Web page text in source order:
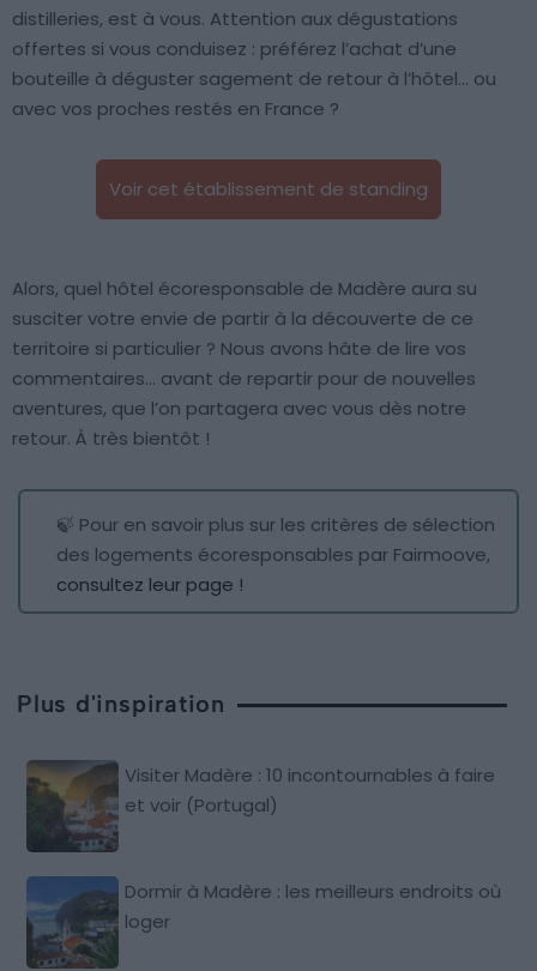
distilleries, est à vous. Attention aux dégustations
offertes si vous conduisez : préférez l’achat d’une
bouteille à déguster sagement de retour à l’hôtel… ou
avec vos proches restés en France ?
Voir cet établissement de standing
Alors, quel hôtel écoresponsable de Madère aura su
susciter votre envie de partir à la découverte de ce
territoire si particulier ? Nous avons hâte de lire vos
commentaires… avant de repartir pour de nouvelles
aventures, que l’on partagera avec vous dès notre
retour. À très bientôt !
🍃 Pour en savoir plus sur les critères de sélection
des logements écoresponsables par Fairmoove,
consultez leur page !
Plus d'inspiration
Visiter Madère : 10 incontournables à faire
et voir (Portugal)
Dormir à Madère : les meilleurs endroits où
loger